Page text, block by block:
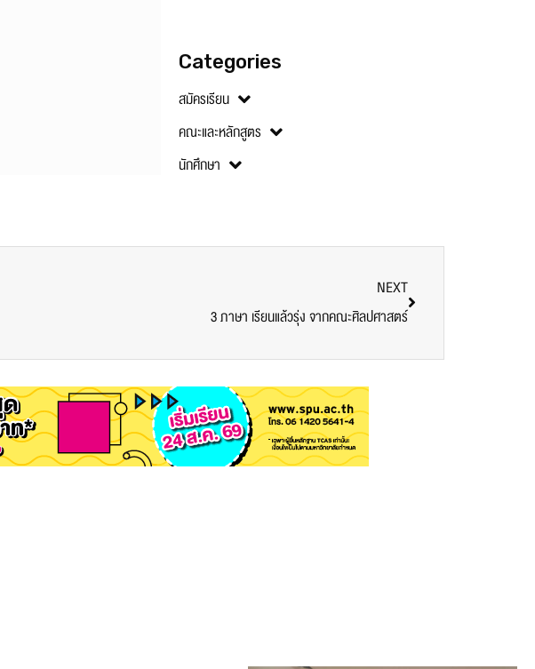
Categories
สมัครเรียน
คณะและหลักสูตร
นักศึกษา
NEXT
3 ภาษา เรียนแล้วรุ่ง จากคณะศิลปศาสตร์